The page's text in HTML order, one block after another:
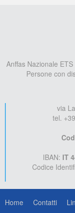
Anffas Nazionale
Persone con
via
tel.
IBAN: IT
Codice
Home Contatti